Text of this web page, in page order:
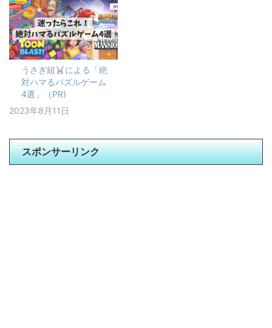
うさぎ組
による「絶
対ハマるパズルゲーム
4選」（PR)
2023年8月11日
スポンサーリンク